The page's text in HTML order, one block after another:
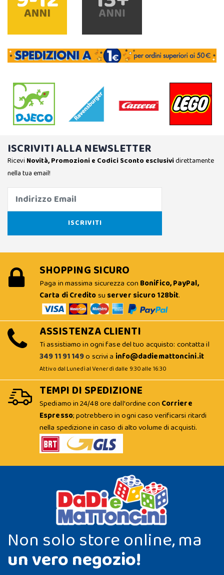
ISCRIVITI ALLA NEWSLETTER
Ricevi Novità, Promozioni e Codici Sconto esclusividirettamente
nella tua email!
SHOPPING SICURO
Paga in massima sicurezza con Bonifico, PayPal,
Carta di Creditosu server sicuro 128bit.
ASSISTENZA CLIENTI
Ti assistiamo in ogni fase del tuo acquisto: contatta il
349 11 91 149o scrivi a info@dadiemattoncini.it
Attivo dal Lunedì al Venerdì dalle 9:30 alle 16:30
TEMPI DI SPEDIZIONE
Spediamo in 24/48 ore dall'ordine con Corriere
Espresso; potrebbero in ogni caso verificarsi ritardi
nella spedizione in caso di alto volume di acquisti.
Non solo store online, ma
un vero negozio!